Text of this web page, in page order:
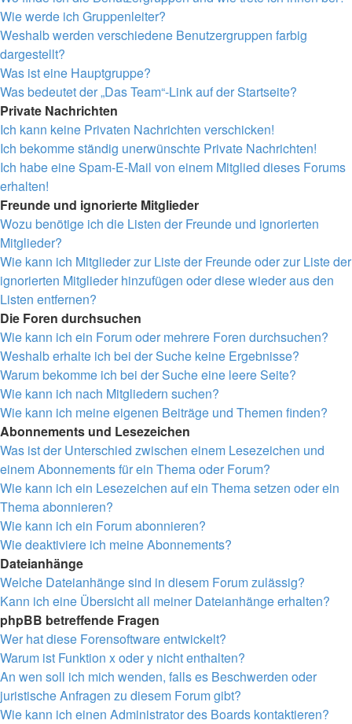
Wie werde ich Gruppenleiter?
Weshalb werden verschiedene Benutzergruppen farbig
dargestellt?
Was ist eine Hauptgruppe?
Was bedeutet der „Das Team“-Link auf der Startseite?
Private Nachrichten
Ich kann keine Privaten Nachrichten verschicken!
Ich bekomme ständig unerwünschte Private Nachrichten!
Ich habe eine Spam-E-Mail von einem Mitglied dieses Forums
erhalten!
Freunde und ignorierte Mitglieder
Wozu benötige ich die Listen der Freunde und ignorierten
Mitglieder?
Wie kann ich Mitglieder zur Liste der Freunde oder zur Liste der
ignorierten Mitglieder hinzufügen oder diese wieder aus den
Listen entfernen?
Die Foren durchsuchen
Wie kann ich ein Forum oder mehrere Foren durchsuchen?
Weshalb erhalte ich bei der Suche keine Ergebnisse?
Warum bekomme ich bei der Suche eine leere Seite?
Wie kann ich nach Mitgliedern suchen?
Wie kann ich meine eigenen Beiträge und Themen finden?
Abonnements und Lesezeichen
Was ist der Unterschied zwischen einem Lesezeichen und
einem Abonnements für ein Thema oder Forum?
Wie kann ich ein Lesezeichen auf ein Thema setzen oder ein
Thema abonnieren?
Wie kann ich ein Forum abonnieren?
Wie deaktiviere ich meine Abonnements?
Dateianhänge
Welche Dateianhänge sind in diesem Forum zulässig?
Kann ich eine Übersicht all meiner Dateianhänge erhalten?
phpBB betreffende Fragen
Wer hat diese Forensoftware entwickelt?
Warum ist Funktion x oder y nicht enthalten?
An wen soll ich mich wenden, falls es Beschwerden oder
juristische Anfragen zu diesem Forum gibt?
Wie kann ich einen Administrator des Boards kontaktieren?